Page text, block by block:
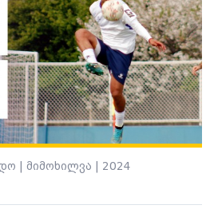
| მიმოხილვა | 2024